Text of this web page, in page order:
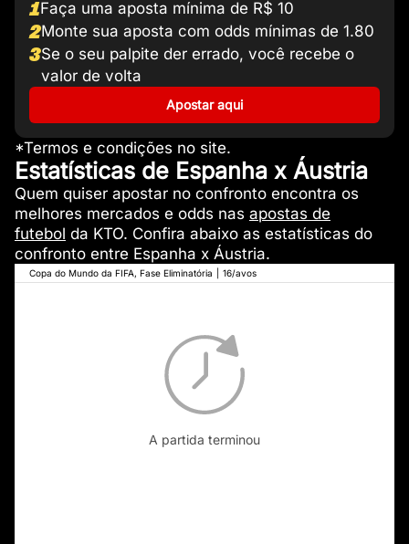
1Faça uma aposta mínima de R$ 10
2Monte sua aposta com odds mínimas de 1.80
3Se o seu palpite der errado, você recebe o
valor de volta
Apostar aqui
*Termos e condições no site.
Estatísticas de Espanha x Áustria
Quem quiser apostar no confronto encontra os
melhores mercados e odds nas apostas de
futebol da KTO. Confira abaixo as estatísticas do
confronto entre Espanha x Áustria.
Copa do Mundo da FIFA, Fase Eliminatória 16/avos
A partida terminou